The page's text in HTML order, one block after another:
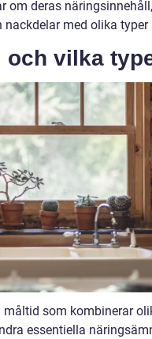
om deras
med olika
och vilka
som kombinerar
essentiella